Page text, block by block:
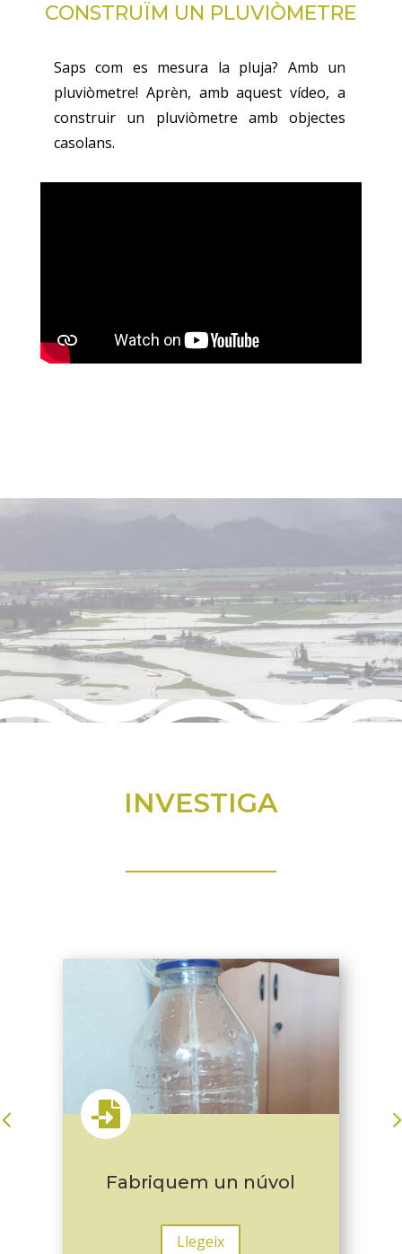
CONSTRUÏM UN PLUVIÒMETRE
Saps com es mesura la pluja? Amb un
pluviòmetre! Aprèn, amb aquest vídeo, a
construir un pluviòmetre amb objectes
casolans.
INVESTIGA

Fabriquem un núvol
Llegeix